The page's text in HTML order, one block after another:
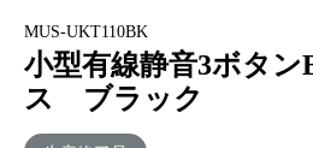
MUS-UKT110BK
小型有線静音3ボタン
ス ブラック